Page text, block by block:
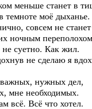
меньше станет в
темноте моё дыханье.
совсем не
ночным
не суетно. Как жил.
не сделаю я
нужных дел,
мне необходимых.
всё. Всё что хотел.